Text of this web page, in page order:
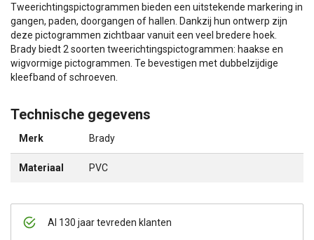
Al 130 jaar tevreden klanten
Tweerichtingspictogrammen bieden een uitstekende markering in
gangen, paden, doorgangen of hallen. Dankzij hun ontwerp zijn
deze pictogrammen zichtbaar vanuit een veel bredere hoek.
Brady biedt 2 soorten tweerichtingspictogrammen: haakse en
wigvormige pictogrammen. Te bevestigen met dubbelzijdige
kleefband of schroeven.
Technische gegevens
Merk Brady
Materiaal PVC